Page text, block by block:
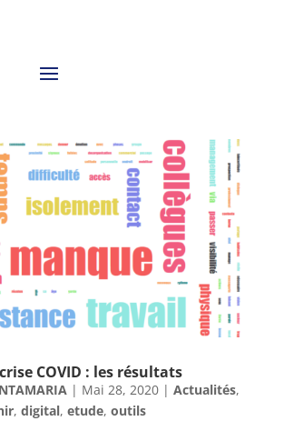
COVID : les résultats
| Mai 28, 2020| Actualités,
, digital, etude, outils